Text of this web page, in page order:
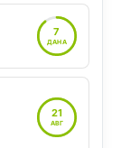
7
ДАНА
21
АВГ